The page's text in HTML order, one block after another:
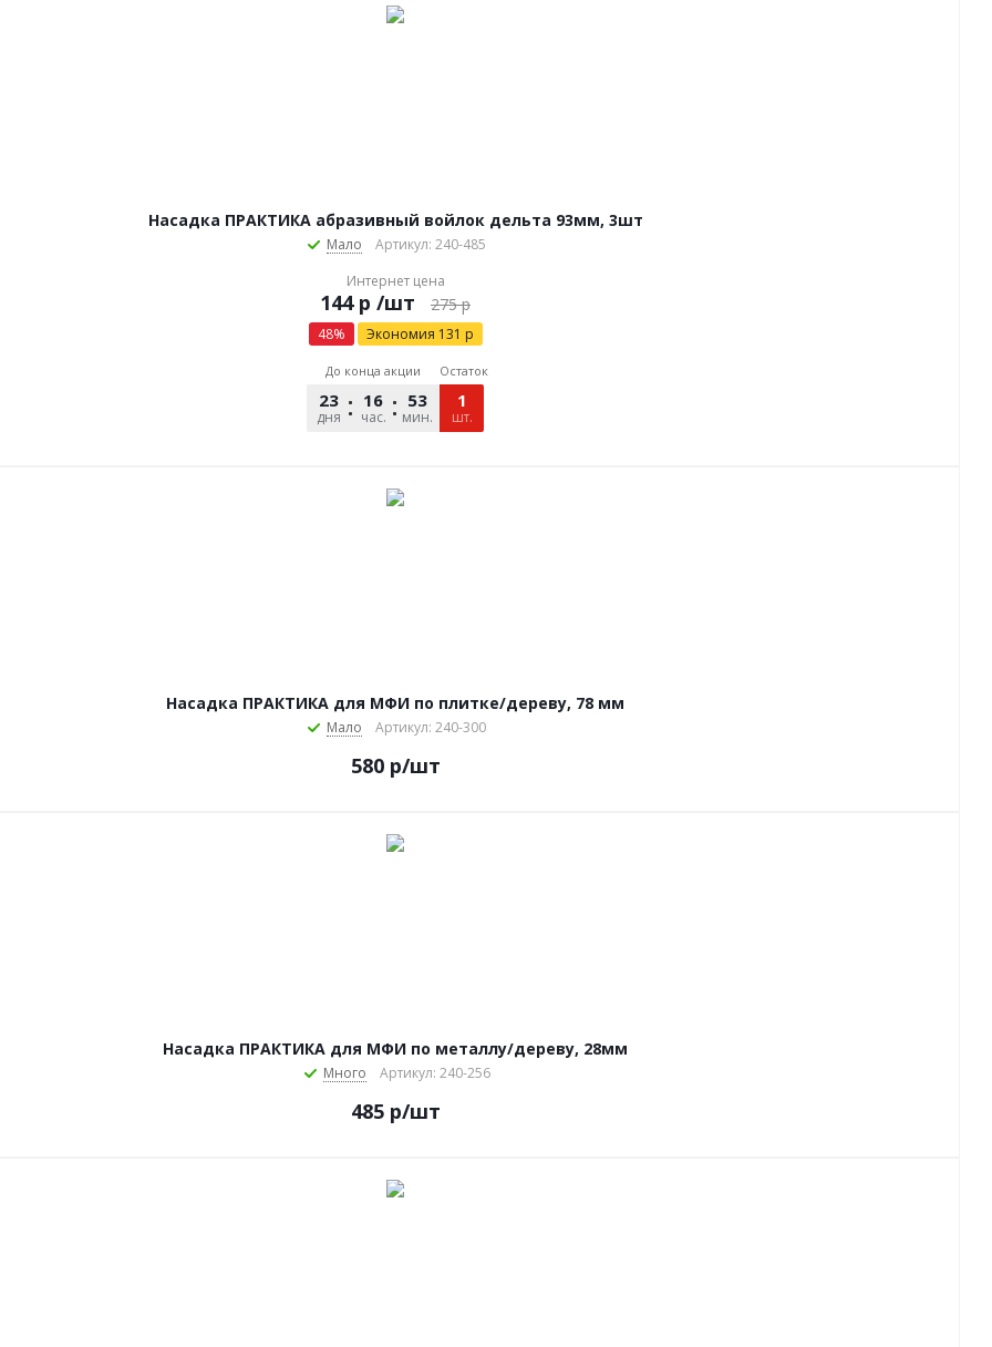
Насадка ПРАКТИКА абразивный войлок дельта 93мм, 3шт
Мало
Артикул: 240-485
Интернет цена
р /шт 275р
48% Экономия 131 р
До конца акции
23
дня
16
час.
52
мин.
59
сек.
Остаток
1
шт.
Насадка ПРАКТИКА для МФИ по плитке/дереву, 78 мм
Мало Артикул: 240-300
580р/шт
Насадка ПРАКТИКА для МФИ по металлу/дереву, 28мм
Много Артикул: 240-256
485р/шт